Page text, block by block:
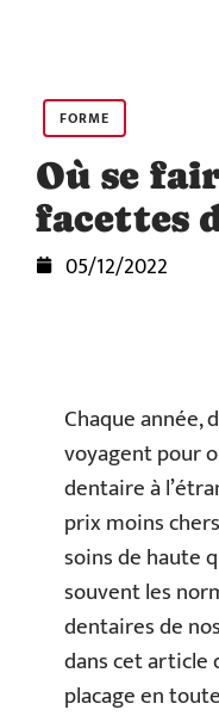
FORME
Où se
facettes
05/12/2022
Chaque année,
voyagent pour
dentaire à
prix moins
soins de haute
souvent les
dentaires de
dans cet article
placage en